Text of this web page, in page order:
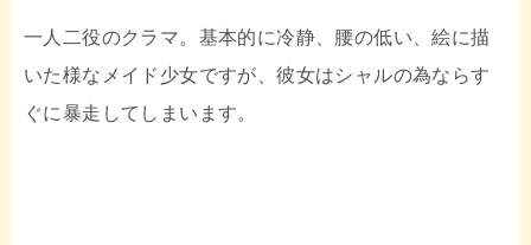
一人二役のクラマ。基本的に冷静、腰の低い、絵に描
いた様なメイド少女ですが、彼女はシャルの為ならす
ぐに暴走してしまいます。